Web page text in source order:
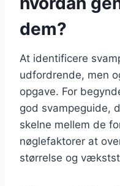
dem?
At identificere
udfordrende, men
opgave. For
god svampeguide,
skelne mellem de
nøglefaktorer at
størrelse og